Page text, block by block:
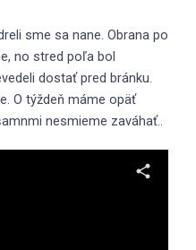
sme sa nane. Obrana po
no stred poľa bol
dostať pred bránku.
O týždeň máme opäť
nesmieme zaváhať..